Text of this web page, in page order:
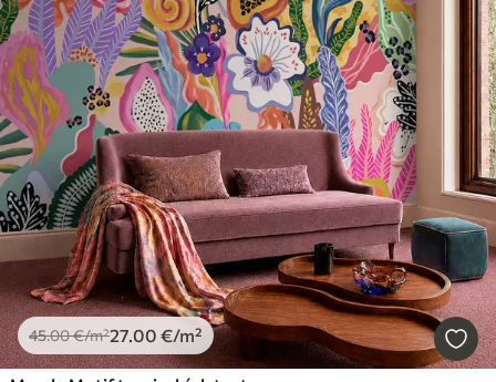
45.00€/m²27.00 €/m²